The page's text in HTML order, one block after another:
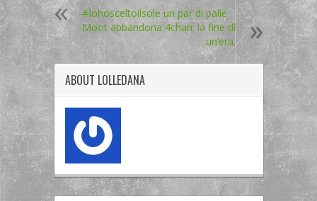
#Iohosceltoilsole un par di palle
Moot abbandona 4chan: la fine di
un’era.
ABOUT LOLLEDANA